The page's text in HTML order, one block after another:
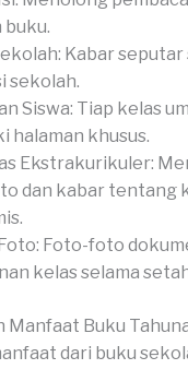
Kabar seputar
sekolah.
Siswa: Tiap kelas
halaman khusus.
Ekstrakurikuler:
dan kabar tentang
Foto-foto
kelas selama
Manfaat Buku
dari buku